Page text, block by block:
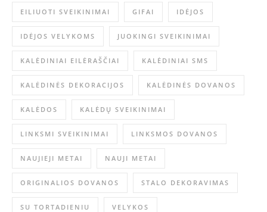
EILIUOTI SVEIKINIMAI GIFAI IDĖJOS
IDĖJOS VELYKOMS JUOKINGI SVEIKINIMAI
KALĖDINIAI EILĖRAŠČIAI KALĖDINIAI SMS
KALĖDINĖS DEKORACIJOS KALĖDINĖS DOVANOS
KALĖDOS KALĖDŲ SVEIKINIMAI
LINKSMI SVEIKINIMAI LINKSMOS DOVANOS
NAUJIEJI METAI NAUJI METAI
ORIGINALIOS DOVANOS STALO DEKORAVIMAS
SU TORTADIENIU VELYKOS